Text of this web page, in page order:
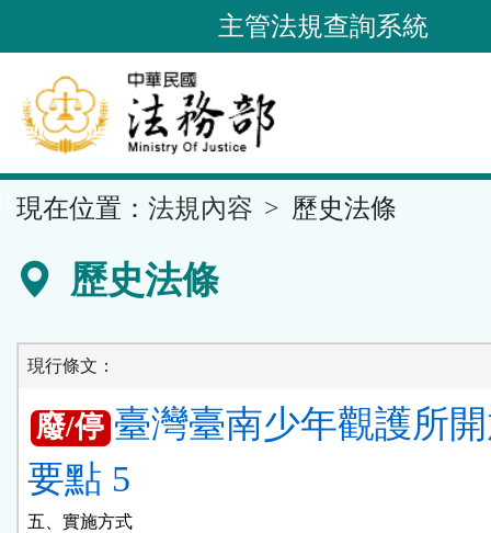
到
要
內
容
區
主管法規查詢系統
現在位置： 法規內容 歷史法條
歷史法條
現行條文：
廢/停 臺灣臺南少年觀護所
要點 5
五、實施方式